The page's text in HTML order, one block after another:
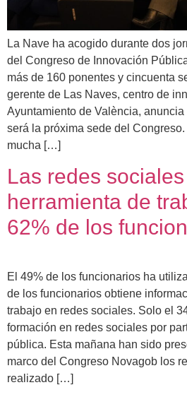
La Nave ha acogido durante dos
del Congreso de Innovación
más de 160 ponentes y cincuenta
gerente de Las Naves, centro de
Ayuntamiento de València,
será la próxima sede del
mucha […]
Las redes
herramienta de
62% de los
El 49% de los funcionarios ha
de los funcionarios obtiene
trabajo en redes sociales. Solo el
formación en redes sociales por
pública. Esta mañana han sido
marco del Congreso Novagob los
realizado […]